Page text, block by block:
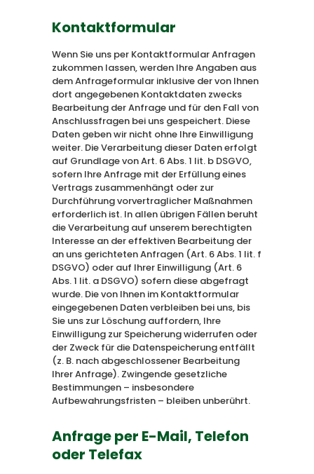
Kontaktformular
Wenn Sie uns per Kontaktformular Anfragen
zukommen lassen, werden Ihre Angaben aus
dem Anfrageformular inklusive der von Ihnen
dort angegebenen Kontaktdaten zwecks
Bearbeitung der Anfrage und für den Fall von
Anschlussfragen bei uns gespeichert. Diese
Daten geben wir nicht ohne Ihre Einwilligung
weiter. Die Verarbeitung dieser Daten erfolgt
auf Grundlage von Art. 6 Abs. 1 lit. b DSGVO,
sofern Ihre Anfrage mit der Erfüllung eines
Vertrags zusammenhängt oder zur
Durchführung vorvertraglicher Maßnahmen
erforderlich ist. In allen übrigen Fällen beruht
die Verarbeitung auf unserem berechtigten
Interesse an der effektiven Bearbeitung der
an uns gerichteten Anfragen (Art. 6 Abs. 1 lit. f
DSGVO) oder auf Ihrer Einwilligung (Art. 6
Abs. 1 lit. a DSGVO) sofern diese abgefragt
wurde. Die von Ihnen im Kontaktformular
eingegebenen Daten verbleiben bei uns, bis
Sie uns zur Löschung auffordern, Ihre
Einwilligung zur Speicherung widerrufen oder
der Zweck für die Datenspeicherung entfällt
(z. B. nach abgeschlossener Bearbeitung
Ihrer Anfrage). Zwingende gesetzliche
Bestimmungen – insbesondere
Aufbewahrungsfristen – bleiben unberührt.
Anfrage per E-Mail, Telefon
oder Telefax